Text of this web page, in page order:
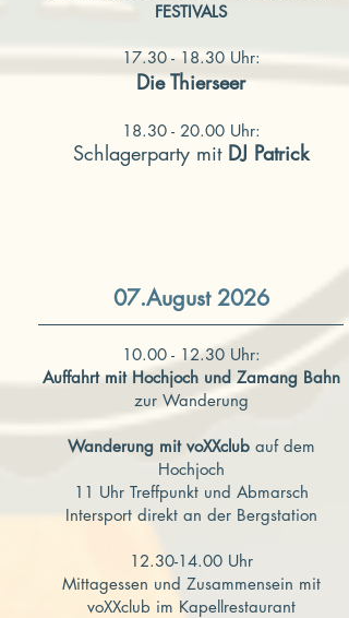
FESTIVALS
17.30 - 18.30 Uhr:
Die Thierseer
18.30 - 20.00 Uhr:
Schlagerparty mitDJ Patrick
07.August 2026
10.00 - 12.30Uhr:
Auffahrt mit Hochjochund Zamang Bahn
zur Wanderung
Wanderung mit voXXclubauf dem
Hochjoch
11 Uhr Treffpunkt und Abmarsch
Intersport direkt an der Bergstation
12.30-14.00Uhr
Mittagessen und Zusammensein mit
voXXclub im Kapellrestaurant